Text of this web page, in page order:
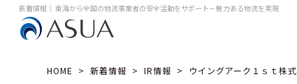
新着情報｜ 東海から全国の物流事業者の安全活動をサポート－魅力ある物流を実現
HOME > 新着情報 > IR情報 > ウイングアーク１ｓｔ株